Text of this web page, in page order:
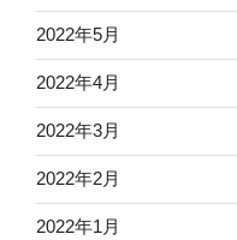
2022年5月
2022年4月
2022年3月
2022年2月
2022年1月